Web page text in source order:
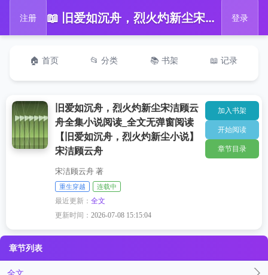
注册 📖 旧爱如沉舟，烈火灼新尘宋洁顾云舟全集小说阅读_全文无弹窗阅读【旧爱如沉舟，烈火灼新尘小说】宋洁顾云舟 登录
🏠 首页 📂 分类 📚 书架 📖 记录
旧爱如沉舟，烈火灼新尘宋洁顾云
舟全集小说阅读_全文无弹窗阅读
【旧爱如沉舟，烈火灼新尘小说】
宋洁顾云舟
宋洁顾云舟 著
重生穿越 连载中
最近更新：全文
更新时间：2026-07-08 15:15:04
加入书架
开始阅读
章节目录
章节列表
全文